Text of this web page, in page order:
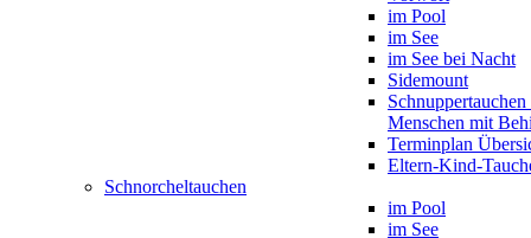
im Pool
im See
im See bei Nacht
Sidemount
Menschen mit
Terminplan
Eltern-Kind-
Schnorcheltauchen
im Pool
im See